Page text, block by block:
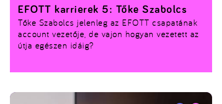
Tőke Szabolcs jelenleg az EFOTT csapatának
account vezetője, de vajon hogyan vezetett az
útja egészen idáig?
EFOTT karrierek 5: Tőke Szabolcs